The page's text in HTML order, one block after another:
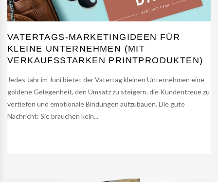
VATERTAGS-MARKETINGIDEEN FÜR
KLEINE UNTERNEHMEN (MIT
VERKAUFSSTARKEN PRINTPRODUKTEN)
Jedes Jahr im Juni bietet der Vatertag kleinen Unternehmen eine
goldene Gelegenheit, den Umsatz zu steigern, die Kundentreue zu
vertiefen und emotionale Bindungen aufzubauen. Die gute
Nachricht: Sie brauchen kein...